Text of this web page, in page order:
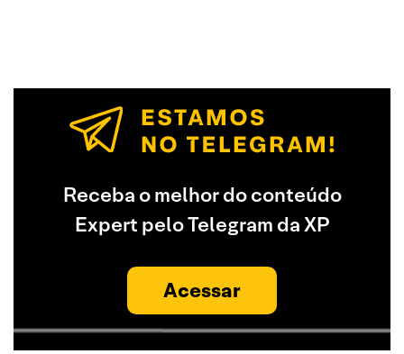
Receba o melhor do conteúdo
Expert pelo Telegram da XP
Acessar